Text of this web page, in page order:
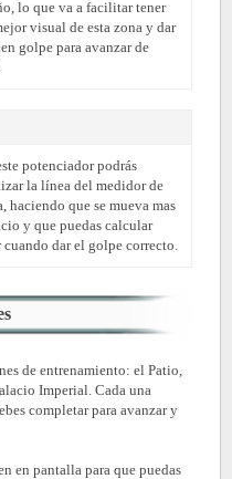
lo que va a facilitar tener
visual de esta zona y dar
golpe para avanzar de
potenciador podrás
la línea del medidor de
haciendo que se mueva mas
y que puedas calcular
cuando dar el golpe correcto.
de entrenamiento: el Patio,
Imperial. Cada una
completar para avanzar y
en pantalla para que puedas